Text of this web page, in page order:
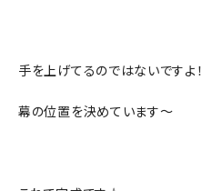
手を上げてるのではないですよ！
幕の位置を決めています～